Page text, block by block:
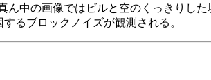
中の画像ではビルと空のくっきりし
るブロックノイズが観測される。